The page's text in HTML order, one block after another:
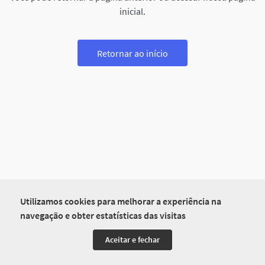
Utilizamos cookies para melhorar a experiência na
navegação e obter estatísticas das visitas
Aceitar e fechar
inicial.
Retornar ao início